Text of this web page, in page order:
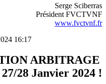
Serge Sciberras
Président FVCTVNF
www.fvctvnf.fr
16:17
ARBITRAGE
28 Janvier 2024 !